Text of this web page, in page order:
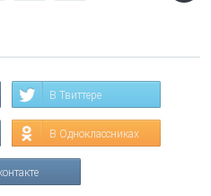
В Твиттере
В Одноклассниках